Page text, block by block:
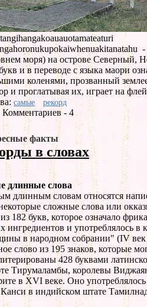
atahu -
моря) на острове Северный,
и в переводе с языка маори
коленями, прозванный
и проглатывая их, играет на
самые
рекорд
Комментариев - 4
факты
в словах
длинные слова
длинным словам относятся
сложные слова или
182 букв, которое означало
ингредиентов и употреблялось в
в народном собрании" (IV век
слово из 195 знаков, которые
428 буквами
Тирумаламбы, королевы
в XVI веке. Оно
в индийском штате